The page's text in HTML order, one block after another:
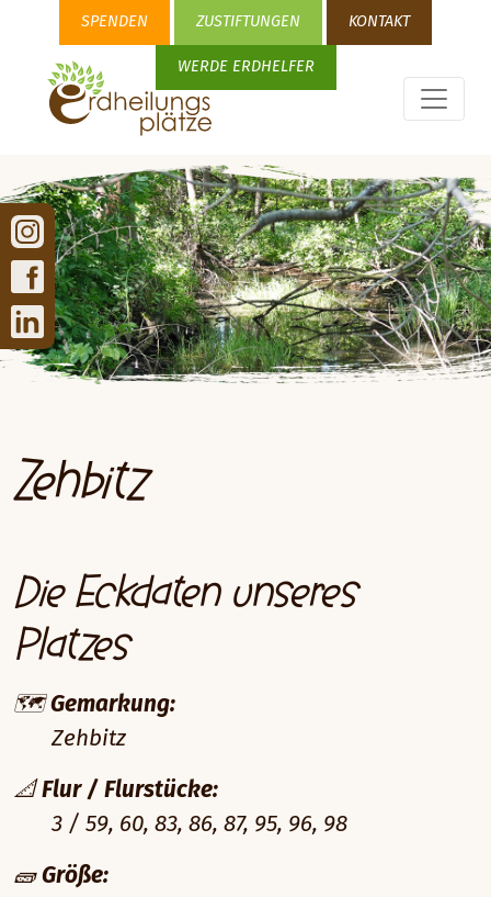
SPENDEN ZUSTIFTUNGEN KONTAKT
WERDE ERDHELFER
Zehbitz
Die Eckdaten unseres
Platzes
🗺️Gemarkung:
Zehbitz
📐 Flur / Flurstücke:
3 / 59, 60, 83, 86, 87, 95, 96, 98
🧱 Größe: